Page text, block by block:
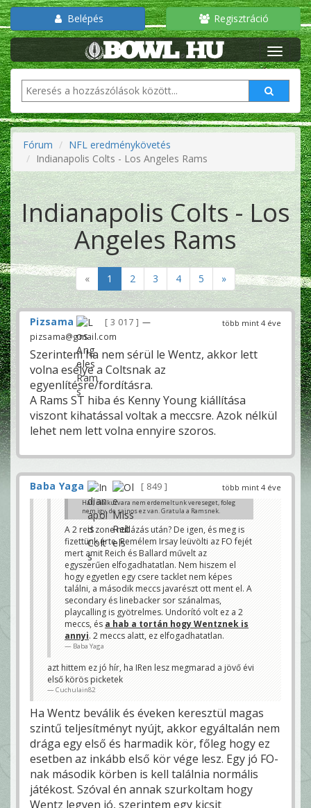
Belépés Regisztráció
Fórum
NFL eredménykövetés
Indianapolis Colts - Los Angeles Rams
Indianapolis Colts - Los
Angeles Rams
« 1 2 3 4 5 »
több mint 4 éve
Pizsama 3 017
—
pizsama@gmail.com
Szerintem ha nem sérül le Wentz, akkor lett
volna esélye a Coltsnak az
egyenlítésre/fordításra.
A Rams ST hiba és Kenny Young kiállítása
viszont kihatással voltak a meccsre. Azok nélkül
lehet nem lett volna ennyire szoros.
több mint 4 éve
Baba Yaga 849
Hat, ma kurvara nem erdemeltunk vereseget, foleg
nem igy, de sajnos ez van. Gratula a Ramsnek.
Bence94
A 2 red zone nullázás után? De igen, és meg is
fizettünk érte. Remélem Irsay leüvölti az FO fejét
mert amit Reich és Ballard művelt az
egyszerűen elfogadhatatlan. Nem hiszem el
hogy egyetlen egy csere tacklet nem képes
találni, a második meccs javarészt ott ment el. A
secondary és linebacker sor szánalmas,
playcalling is gyötrelmes. Undorító volt ez a 2
meccs, és a hab a tortán hogy Wentznek is
annyi. 2 meccs alatt, ez elfogadhatatlan.
Baba Yaga
azt hittem ez jó hír, ha IRen lesz megmarad a jövő évi
első körös picketek
Cuchulain82
Ha Wentz beválik és éveken keresztül magas
szintű teljesítményt nyújt, akkor egyáltalán nem
drága egy első és harmadik kör, főleg hogy ez
esetben az inkább első kör vége lesz. Egy jó FO-
nak második körben is kell találnia normális
játékost. Szóval én annak szurkoltam hogy
Wentz legyen jó, szerintem egy kicsit